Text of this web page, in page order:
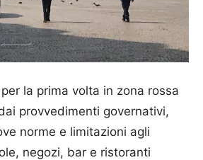
la prima volta in zona rossa
provvedimenti governativi,
norme e limitazioni agli
negozi, bar e ristoranti